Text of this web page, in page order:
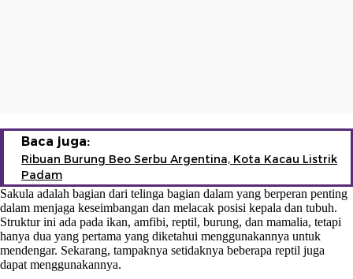
Baca juga:
Ribuan Burung Beo Serbu Argentina, Kota Kacau Listrik
Padam
Sakula adalah bagian dari telinga bagian dalam yang berperan penting
dalam menjaga keseimbangan dan melacak posisi kepala dan tubuh.
Struktur ini ada pada ikan, amfibi, reptil, burung, dan mamalia, tetapi
hanya dua yang pertama yang diketahui menggunakannya untuk
mendengar. Sekarang, tampaknya setidaknya beberapa reptil juga
dapat menggunakannya.